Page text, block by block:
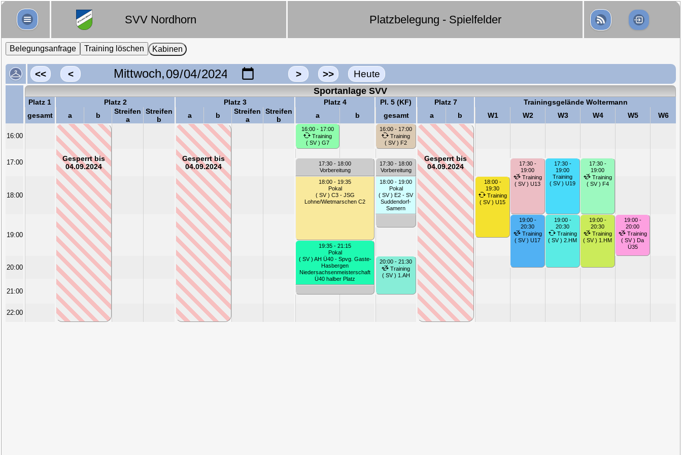
SVV Nordhorn Platzbelegung - Spielfelder
Belegungsanfrage Training löschen Kabinen
<< < Mittwoch, > >> Heute
Sportanlage SVV
Platz 1 Platz 2 Platz 3 Platz 4 Pl. 5 (KF) Platz 7
Trainingsgelände Woltermann
gesamt
a b
Streifen
a
Streifen
b
a b
Streifen
a
Streifen
b
a b gesamt a b W1 W2 W3 W4 W5 W6
16:00
Gesperrt bis
04.09.2024
Gesperrt bis
04.09.2024
16:00 - 17:00
Training
( SV ) G7
16:00 - 17:00
Training
( SV ) F2
Gesperrt bis
04.09.2024
17:00
17:30 - 18:00
Vorbereitung
17:30 - 18:00
Vorbereitung
17:30 -
19:00
Training
( SV ) U13
17:30 -
19:00
Training
( SV ) U19
17:30 -
19:00
Training
( SV ) F4
18:00
18:00 - 19:35
Pokal
( SV ) C3 - JSG
Lohne/Wietmarschen C2
18:00 - 19:00
Pokal
( SV ) E2 - SV
Suddendorf-
Samern
18:00 -
19:30
Training
( SV ) U15
19:00
19:00 -
20:30
Training
( SV ) U17
19:00 -
20:30
Training
( SV ) 2.HM
19:00 -
20:30
Training
( SV ) 1.HM
19:00 -
20:00
Training
( SV ) Da
Ü35
19:35 - 21:15
Pokal
( SV ) AH Ü40 - Spvg. Gaste-
Hasbergen
Niedersachsenmeisterschaft
Ü40 halber Platz
20:00
20:00 - 21:30
Training
( SV ) 1.AH
21:00
22:00